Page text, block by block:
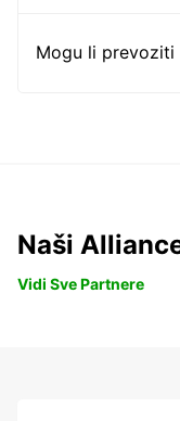
Mogu li prevoziti
Naši
Vidi Sve Partnere